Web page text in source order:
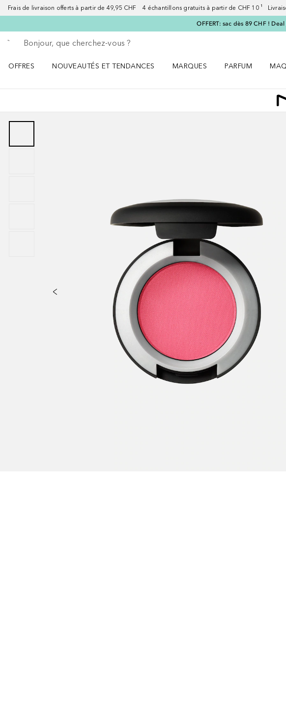
Frais de livraison offerts à partir de 49,95 CHF 4 échantillons gratuits à partir de CHF 10 ¹
OFFERT: sac dès 89 CHF !
Retourner
Exécuter la recherche
OFFRES
NOUVEAUTÉS ET TENDANCES
MARQUES
PARFUM